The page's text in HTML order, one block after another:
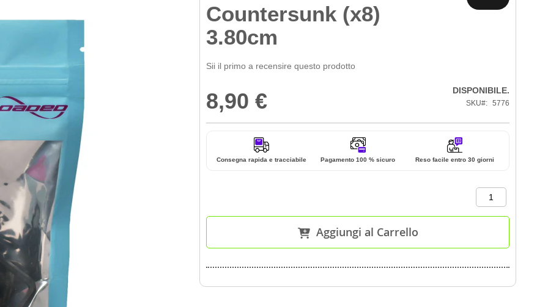
Countersunk (x8)
3.80cm
Sii il primo a recensire questo prodotto
8,90 € DISPONIBILE.
SKU 5776
Consegna rapida e tracciabile Pagamento 100 % sicuro Reso facile entro 30 giorni
Aggiungi al Carrello